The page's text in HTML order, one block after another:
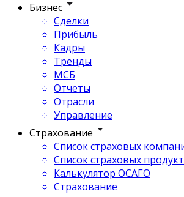
Бизнес
Сделки
Прибыль
Кадры
Тренды
МСБ
Отчеты
Отрасли
Управление
Страхование
Список страховых
Список страховых
Калькулятор ОСАГО
Страхование